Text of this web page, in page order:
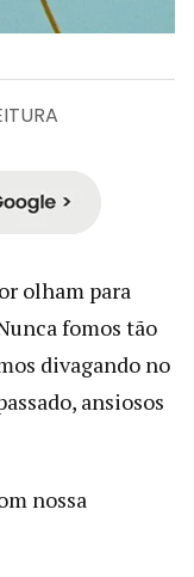
olham para
fomos tão
divagando no
ansiosos
nossa